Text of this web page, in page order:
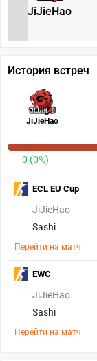
JiJieHao
История встреч
JiJieHao
0 (0%)
JiJieHao
Sashi
Перейти на матч
ECL EU Cup
JiJieHao
Sashi
Перейти на матч
EWC